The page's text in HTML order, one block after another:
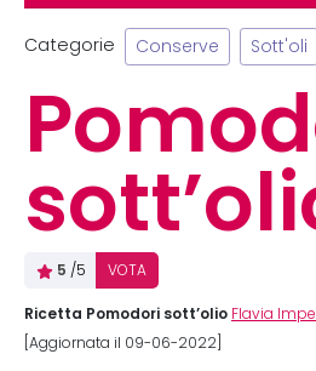
Categorie Conserve Sott'oli
5 /5 VOTA
Ricetta Pomodori sott’olio Flavia
[Aggiornata il 09-06-2022]